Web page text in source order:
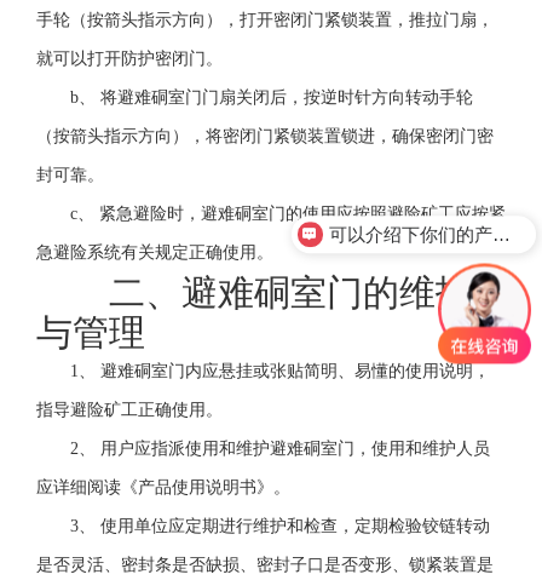
手轮（按箭头指示方向），打开密闭门紧锁装置，推拉门扇，
就可以打开防护密闭门。
b、 将避难硐室门门扇关闭后，按逆时针方向转动手轮
（按箭头指示方向），将密闭门紧锁装置锁进，确保密闭门密
封可靠。
c、 紧急避险时，避难硐室门的使用应按照避险矿工应按紧
急避险系统有关规定正确使用。
二、避难硐室门的维护
与管理
1、 避难硐室门内应悬挂或张贴简明、易懂的使用说明，
指导避险矿工正确使用。
2、 用户应指派使用和维护避难硐室门，使用和维护人员
应详细阅读《产品使用说明书》。
3、 使用单位应定期进行维护和检查，定期检验铰链转动
是否灵活、密封条是否缺损、密封子口是否变形、锁紧装置是
可以介绍下你们的产品么？